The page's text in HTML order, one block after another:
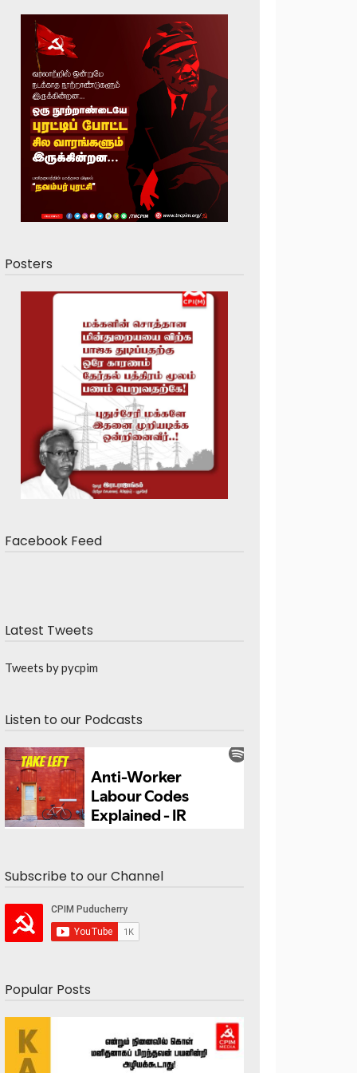
Posters
Facebook Feed
Latest Tweets
Tweets by pycpim
Listen to our Podcasts
Subscribe to our Channel
Popular Posts